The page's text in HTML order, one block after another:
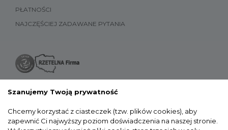
PŁATNOŚCI
NAJCZĘŚCIEJ ZADAWANE PYTANIA
Szanujemy Twoją prywatność
Chcemy korzystać z ciasteczek (tzw. plików cookies), aby
zapewnić Ci najwyższy poziom doświadczenia na naszej stronie.